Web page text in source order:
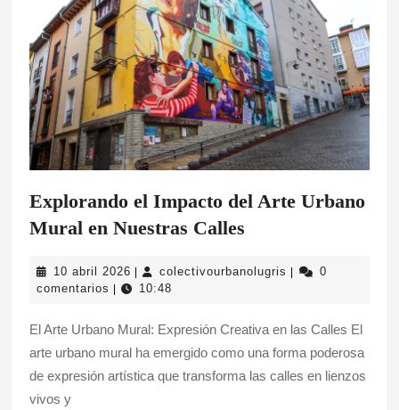
Explorando el Impacto del Arte Urbano
Mural en Nuestras Calles
Impacto
Arte
Urbano
Mural
10 abril 2026 10
abril
colectivourbanolugris
0
comentarios
10:48
El Arte Urbano Mural: Expresión Creativa en las Calles El
arte urbano mural ha emergido como una forma poderosa
de expresión artística que transforma las calles en lienzos
vivos y